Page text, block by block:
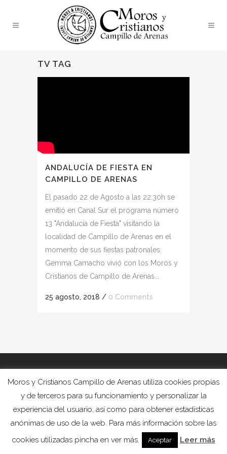
TV TAG
ANDALUCÍA DE FIESTA EN
CAMPILLO DE ARENAS
El pasado 22 de Agosto a las 22:30h se
emitió en Canal Sur el programa número
13 "Andalucía de Fiesta" visitando la
localidad de Campillo de Arenas en el
momento de sus fiestas patronales.
Gemma Camacho vivió con los Moros y
Cristianos de Campillo de Arenas...
25 agosto, 2018 / 0 Comments
Moros y Cristianos Campillo de Arenas utiliza cookies propias
y de terceros para su funcionamiento y personalizar la
experiencia del usuario, así como para obtener estadísticas
anónimas de uso de la web. Para más información sobre las
cookies utilizadas pincha en ver más.
Aceptar Leer más